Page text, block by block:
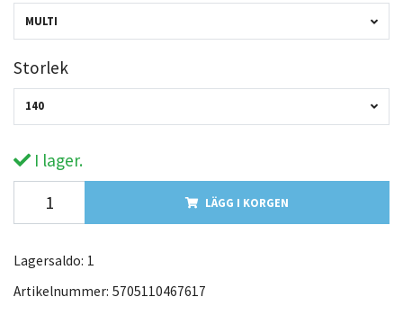
MULTI
Storlek
140
I lager.
LÄGG I KORGEN
Lagersaldo: 1
Artikelnummer: 5705110467617